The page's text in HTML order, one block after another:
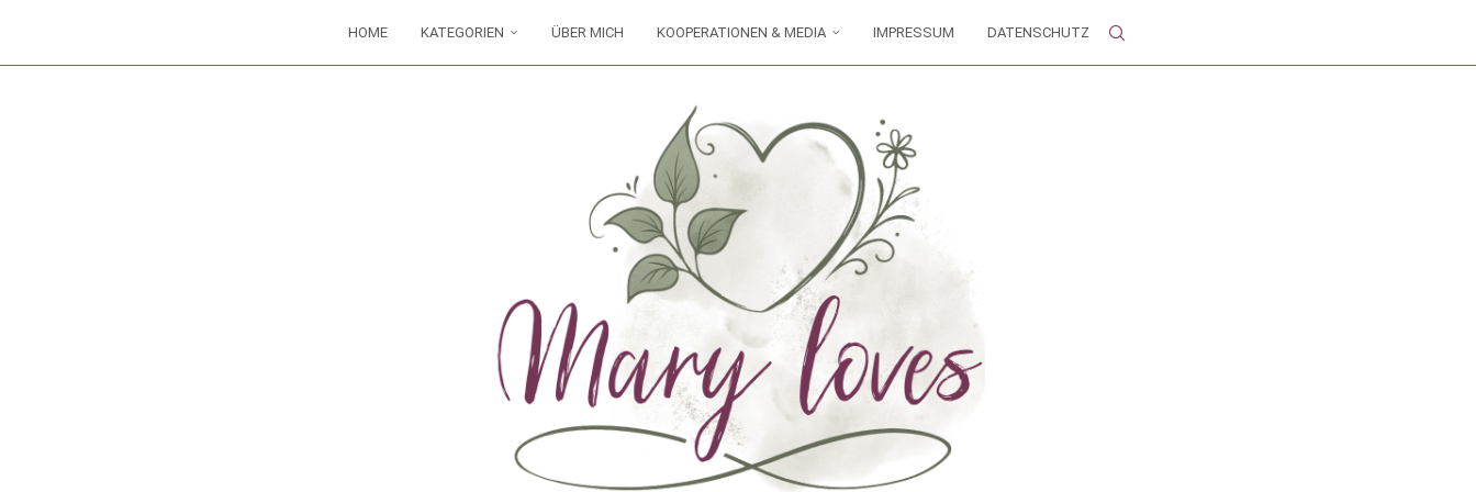
HOME KATEGORIEN ÜBER MICH KOOPERATIONEN & MEDIA IMPRESSUM DATENSCHUTZ